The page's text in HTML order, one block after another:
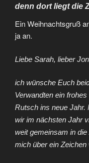
denn dort liegt die
Ein Weihnachtsgruß
ja an.
Liebe Sarah, lieber
ich wünsche Euch
Verwandten ein
Rutsch ins neue Jahr.
wir im nächsten Jahr
weit gemeinsam in
mich über ein Zeichen